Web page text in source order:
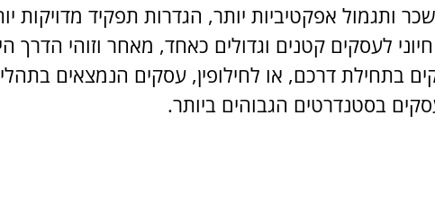
ותגמול אפקטיביות יותר, הגדרות תפקיד מדויקות
חיוני לעסקים קטנים וגדולים כאחד, מאחר וזוהי
בתחילת דרכם, או לחילופין, עסקים הנמצאים
בסטנדרטים הגבוהים ביותר.